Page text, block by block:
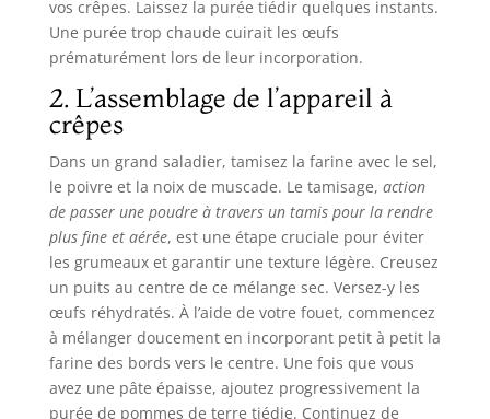
vos crêpes. Laissez la purée tiédir quelques instants.
Une purée trop chaude cuirait les œufs
prématurément lors de leur incorporation.
2. L’assemblage de l’appareil à
crêpes
Dans un grand saladier, tamisez la farine avec le sel,
le poivre et la noix de muscade. Le tamisage, action
de passer une poudre à travers un tamis pour la rendre
plus fine et aérée, est une étape cruciale pour éviter
les grumeaux et garantir une texture légère. Creusez
un puits au centre de ce mélange sec. Versez-y les
œufs réhydratés. À l’aide de votre fouet, commencez
à mélanger doucement en incorporant petit à petit la
farine des bords vers le centre. Une fois que vous
avez une pâte épaisse, ajoutez progressivement la
purée de pommes de terre tiédie. Continuez de